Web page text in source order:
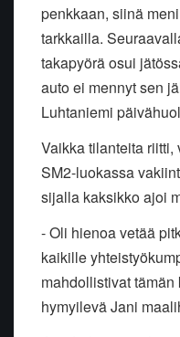
penkkaan, siinä
tarkkailla.
takapyörä osui
auto ei mennyt sen
Luhtaniemi
Vaikka tilanteita
SM2-luokassa
sijalla kaksikko ajoi
- Oli hienoa vetää
kaikille
mahdollistivat
hymyilevä Jani